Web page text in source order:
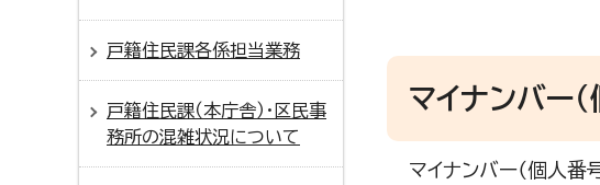
マイナンバー
マイナンバー（個人
戸籍住民課各係担当業務
戸籍住民課（本庁舎）・区民事
務所の混雑状況について